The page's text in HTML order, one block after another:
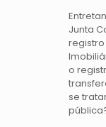
Junta
o
se